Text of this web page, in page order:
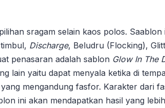
sragam selain kaos polos. Saablon
Discharge, Beludru (Flocking),
penasaran adalah sablon Glow In The
lain yaitu dapat menyala ketika di
mengandung fasfor. Karakter dari
ini akan mendapatkan hasil yang lebih